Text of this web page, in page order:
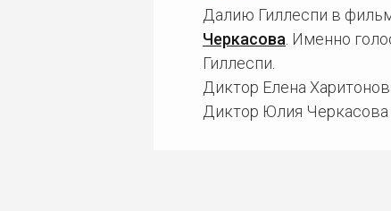
Далию Гиллеспи в
Черкасова . Именно
Гиллеспи.
Диктор Елена
Диктор Юлия Черкасова